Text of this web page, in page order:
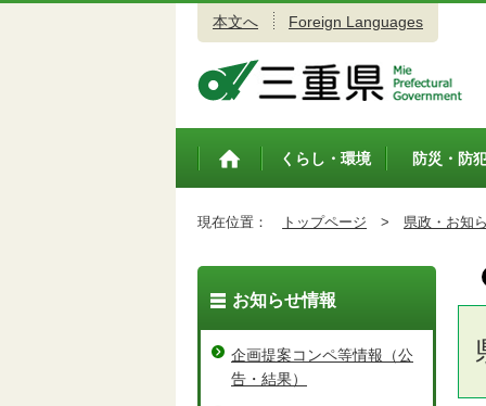
本文へ Foreign Languages
トップペ
くらし・環境 防災・防
現在位置： トップページ > 県政・お知
お知らせ情報
企画提案コンペ等情報（公
告・結果）